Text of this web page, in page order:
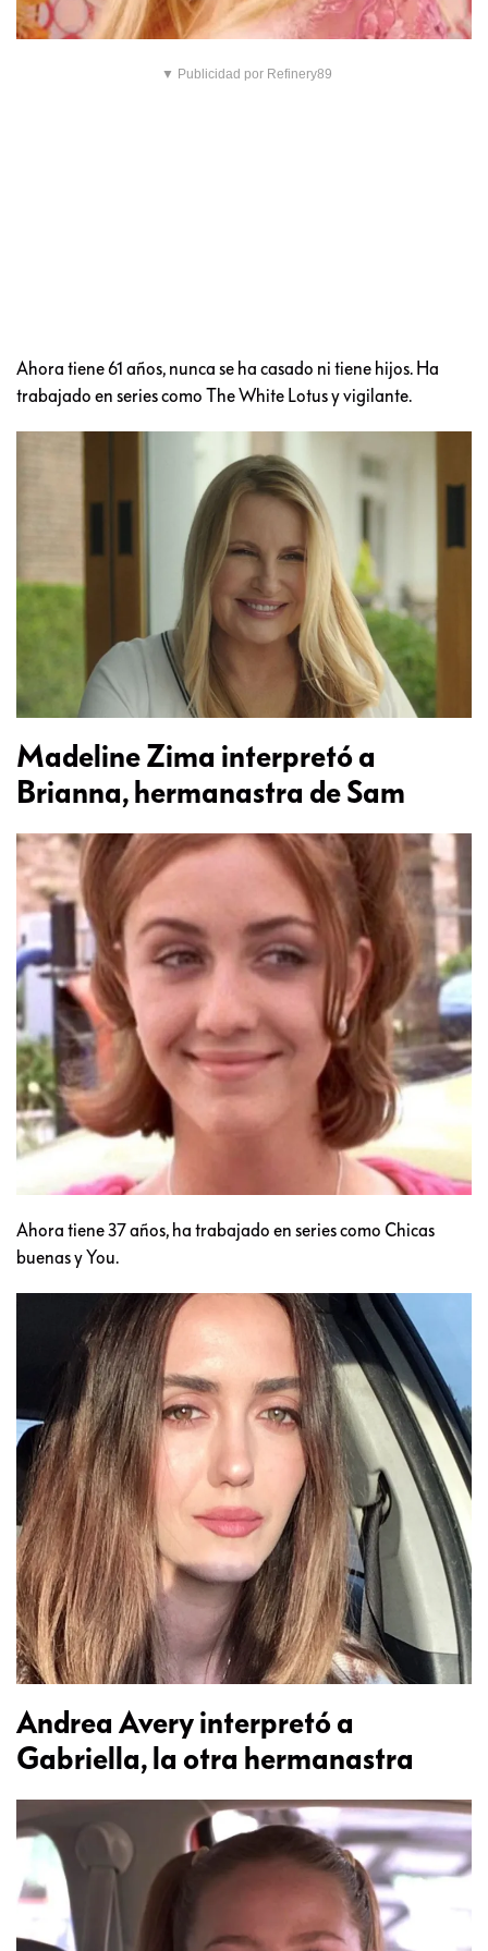
▼ Publicidad por Refinery89
Ahora tiene 61 años, nunca se ha casado ni tiene hijos. Ha
trabajado en series como The White Lotus y vigilante.
Madeline Zima interpretó a
Brianna, hermanastra de Sam
Ahora tiene 37 años, ha trabajado en series como Chicas
buenas y You.
Andrea Avery interpretó a
Gabriella, la otra hermanastra